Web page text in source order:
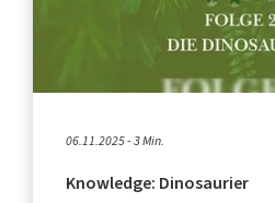
06.11.2025 - 3 Min.
Knowledge: Dinosaurier